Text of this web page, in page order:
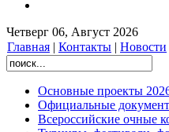
Четверг 06, Август 2026
Главная | Контакты | Новости
Основные проекты
Официальные
Всероссийские очные